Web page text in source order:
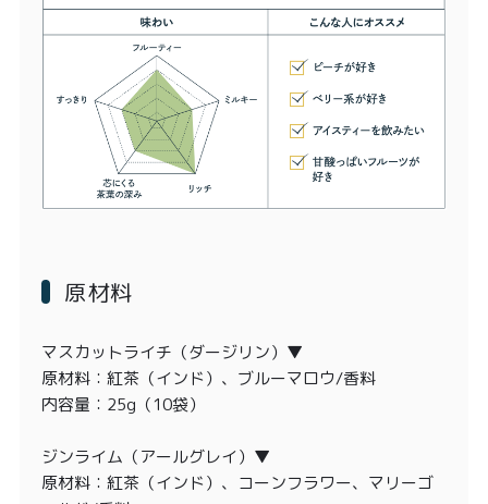
原材料
マスカットライチ（ダージリン）▼
原材料：紅茶（インド）、ブルーマロウ/香料
内容量：25g（10袋）
ジンライム（アールグレイ）▼
原材料：紅茶（インド）、コーンフラワー、マリーゴ